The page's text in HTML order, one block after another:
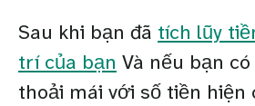
Sau khi bạn đã tích lũy
trí của bạn Và nếu bạn
thoải mái với số tiền hiện